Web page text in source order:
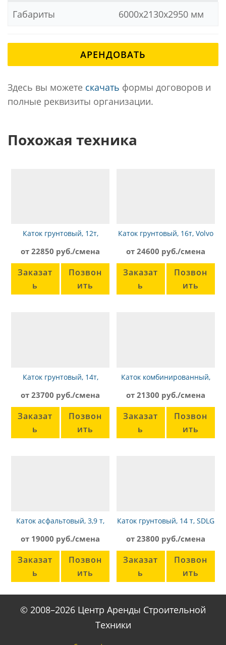
Габариты
6000х2130х2950 мм
АРЕНДОВАТЬ
Здесь вы можете скачать формы договоров и
полные реквизиты организации.
Похожая техника
Каток грунтовый, 12т,
от 22850 руб./смена
Заказат
ь
Позвон
ить
Каток грунтовый, 16т, Volvo
от 24600 руб./смена
Заказат
ь
Позвон
ить
Каток грунтовый, 14т,
от 23700 руб./смена
Заказат
ь
Позвон
ить
Каток комбинированный,
от 21300 руб./смена
Заказат
ь
Позвон
ить
Каток асфальтовый, 3,9 т,
от 19000 руб./смена
Заказат
ь
Позвон
ить
Каток грунтовый, 14 т, SDLG
от 23800 руб./смена
Заказат
ь
Позвон
ить
© 2008–2026 Центр Аренды Строительной
Техники